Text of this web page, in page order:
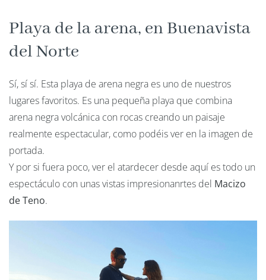
Playa de la arena, en Buenavista
del Norte
Sí, sí sí. Esta playa de arena negra es uno de nuestros
lugares favoritos. Es una pequeña playa que combina
arena negra volcánica con rocas creando un paisaje
realmente espectacular, como podéis ver en la imagen de
portada.
Y por si fuera poco, ver el atardecer desde aquí es todo un
espectáculo con unas vistas impresionanrtes del Macizo
de Teno.